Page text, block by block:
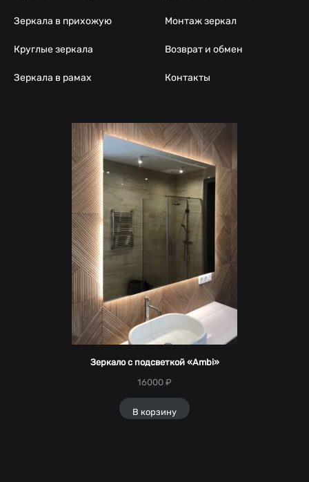
Зеркала в прихожую
Круглые зеркала
Зеркала в рамах
Монтаж зеркал
Возврат и обмен
Контакты
Зеркало с подсветкой «Ambi»
16000 ₽
В корзину